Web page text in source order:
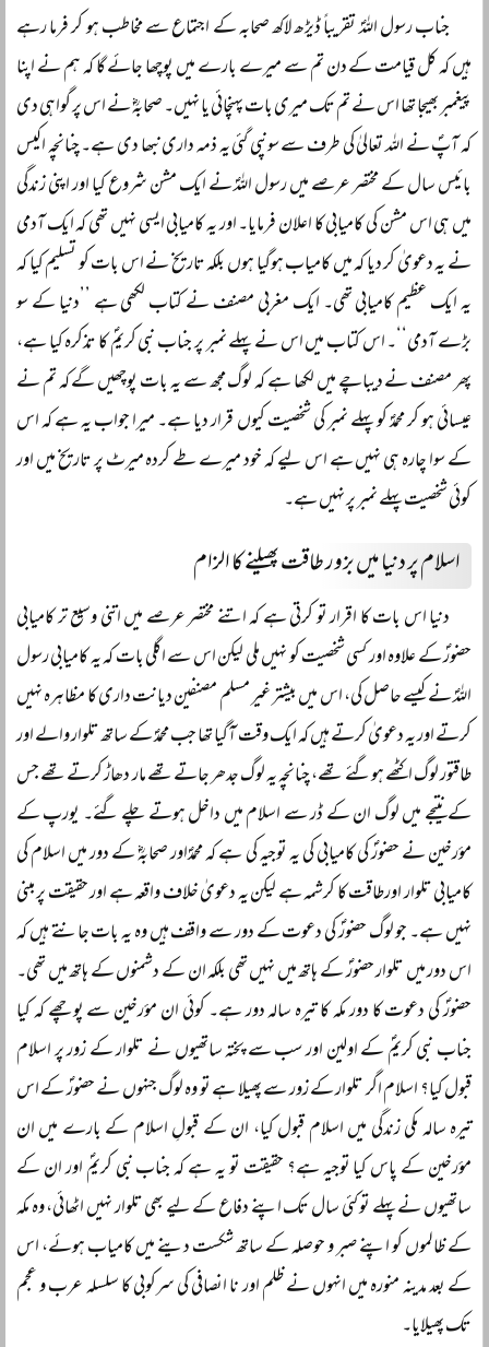
جناب رسول اللہؐ تقریباً ڈیڑھ لاکھ صحابہ کے اجتماع سے مخاطب ہو کر فرما رہے
ہیں کہ کل قیامت کے دن تم سے میرے بارے میں پوچھا جائے گا کہ ہم نے اپنا
پیغمبر بھیجا تھا اس نے تم تک میری بات پہنچائی یا نہیں۔ صحابہؓ نے اس پر گواہی دی
کہ آپؐ نے اللہ تعالیٰ کی طرف سے سونپی گئی یہ ذمہ داری نبھا دی ہے۔ چنانچہ اکیس
بائیس سال کے مختصر عرصے میں رسول اللہؐ نے ایک مشن شروع کیا اور اپنی زندگی
میں ہی اس مشن کی کامیابی کا اعلان فرمایا۔ اور یہ کامیابی ایسی نہیں تھی کہ ایک آدمی
نے یہ دعویٰ کر دیا کہ میں کامیاب ہوگیا ہوں بلکہ تاریخ نے اس بات کو تسلیم کیا کہ
یہ ایک عظیم کامیابی تھی۔ ایک مغربی مصنف نے کتاب لکھی ہے ’’دنیا کے سو
بڑے آدمی‘‘۔ اس کتاب میں اس نے پہلے نمبر پر جناب نبی کریمؐ کا تذکرہ کیا ہے،
پھر مصنف نے دیباچے میں لکھا ہے کہ لوگ مجھ سے یہ بات پوچھیں گے کہ تم نے
عیسائی ہو کر محمدؐ کو پہلے نمبر کی شخصیت کیوں قرار دیا ہے۔ میرا جواب یہ ہے کہ اس
کے سوا چارہ ہی نہیں ہے اس لیے کہ خود میرے طے کردہ میرٹ پر تاریخ میں اور
کوئی شخصیت پہلے نمبر پر نہیں ہے۔
اسلام پر دنیا میں بزور طاقت پھیلنے کا الزام
دنیا اس بات کا اقرار تو کرتی ہے کہ اتنے مختصر عرصے میں اتنی وسیع تر کامیابی
حضورؐ کے علاوہ اور کسی شخصیت کو نہیں ملی لیکن اس سے اگلی بات کہ یہ کامیابی رسول
اللہؐ نے کیسے حاصل کی، اس میں بیشتر غیر مسلم مصنفین دیانت داری کا مظاہرہ نہیں
کرتے اور یہ دعویٰ کرتے ہیں کہ ایک وقت آگیا تھا جب محمدؐ کے ساتھ تلوار والے اور
طاقتور لوگ اکٹھے ہوگئے تھے، چنانچہ یہ لوگ جدھر جاتے تھے مار دھاڑ کرتے تھے جس
کے نتیجے میں لوگ ان کے ڈر سے اسلام میں داخل ہوتے چلے گئے۔ یورپ کے
مؤرخین نے حضورؐ کی کامیابی کی یہ توجیہ کی ہے کہ محمدؐاور صحابہؓ کے دور میں اسلام کی
کامیابی تلوار اورطاقت کا کرشمہ ہے لیکن یہ دعویٰ خلاف واقعہ ہے اور حقیقت پر مبنی
نہیں ہے۔ جو لوگ حضورؐ کی دعوت کے دور سے واقف ہیں وہ یہ بات جانتے ہیں کہ
اس دور میں تلوار حضورؐ کے ہاتھ میں نہیں تھی بلکہ ان کے دشمنوں کے ہاتھ میں تھی۔
حضورؐ کی دعوت کا دور مکہ کا تیرہ سالہ دور ہے۔ کوئی ان مؤرخین سے پوچھے کہ کیا
جناب نبی کریمؐ کے اولین اور سب سے پختہ ساتھیوں نے تلوار کے زور پر اسلام
قبول کیا؟ اسلام اگر تلوار کے زور سے پھیلا ہے تو وہ لوگ جنہوں نے حضورؐ کے اس
تیرہ سالہ مکی زندگی میں اسلام قبول کیا، ان کے قبولِ اسلام کے بارے میں ان
مؤرخین کے پاس کیا توجیہ ہے؟ حقیقت تو یہ ہے کہ جناب نبی کریمؐ اور ان کے
ساتھیوں نے پہلے تو کئی سال تک اپنے دفاع کے لیے بھی تلوار نہیں اٹھائی، وہ مکہ
کے ظالموں کو اپنے صبر و حوصلہ کے ساتھ شکست دینے میں کامیاب ہوئے، اس
کے بعد مدینہ منورہ میں انہوں نے ظلم اور نا انصافی کی سرکوبی کا سلسلہ عرب و عجم
تک پھیلایا۔